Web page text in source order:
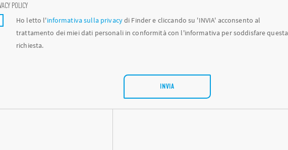
POLICY
Ho letto l'informativa sulla privacydi Finder e cliccando su 'INVIA' acconsento al
trattamento dei miei dati personali in conformità con l'informativa per soddisfare questa
richiesta.
INVIA